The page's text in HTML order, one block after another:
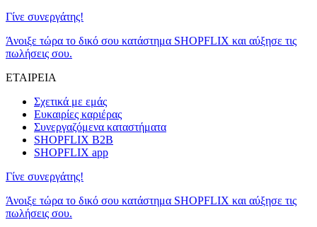
Γίνε συνεργάτης!
Άνοιξε τώρα το δικό σου κατάστημα SHOPFLIX και αύξησε τις
πωλήσεις σου.
ΕΤΑΙΡΕΙΑ
Σχετικά με εμάς
Ευκαιρίες καριέρας
Συνεργαζόμενα καταστήματα
SHOPFLIX B2B
SHOPFLIX app
Γίνε συνεργάτης!
Άνοιξε τώρα το δικό σου κατάστημα SHOPFLIX και αύξησε τις
πωλήσεις σου.